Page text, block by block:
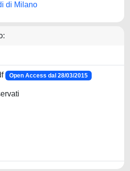
di Milano
Open Access dal 28/03/2015